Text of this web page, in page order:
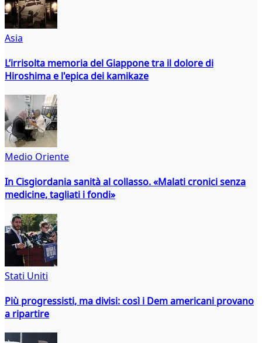
Asia
L’irrisolta memoria del Giappone tra il dolore di
Hiroshima e l'epica dei kamikaze
Medio Oriente
In Cisgiordania sanità al collasso. «Malati cronici senza
medicine, tagliati i fondi»
Stati Uniti
Più progressisti, ma divisi: così i Dem americani provano
a ripartire